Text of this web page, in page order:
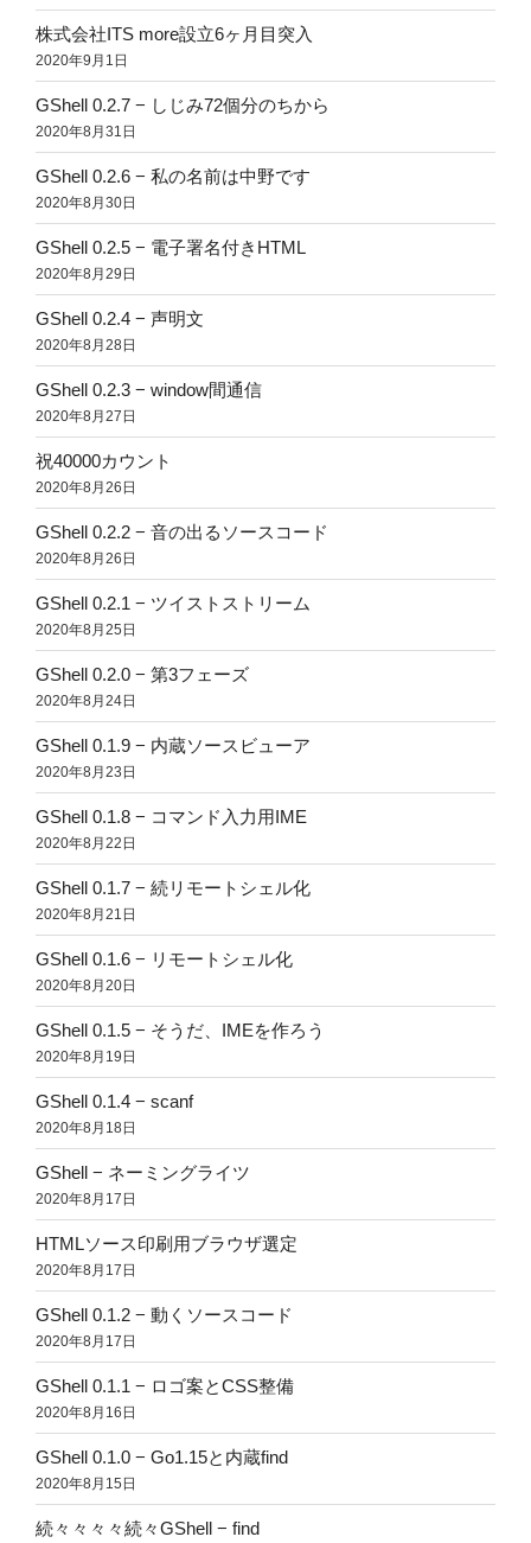
株式会社ITS more設立6ヶ月目突入
2020年9月1日
GShell 0.2.7 − しじみ72個分のちから
2020年8月31日
GShell 0.2.6 − 私の名前は中野です
2020年8月30日
GShell 0.2.5 − 電子署名付きHTML
2020年8月29日
GShell 0.2.4 − 声明文
2020年8月28日
GShell 0.2.3 − window間通信
2020年8月27日
祝40000カウント
2020年8月26日
GShell 0.2.2 − 音の出るソースコード
2020年8月26日
GShell 0.2.1 − ツイストストリーム
2020年8月25日
GShell 0.2.0 − 第3フェーズ
2020年8月24日
GShell 0.1.9 − 内蔵ソースビューア
2020年8月23日
GShell 0.1.8 − コマンド入力用IME
2020年8月22日
GShell 0.1.7 − 続リモートシェル化
2020年8月21日
GShell 0.1.6 − リモートシェル化
2020年8月20日
GShell 0.1.5 − そうだ、IMEを作ろう
2020年8月19日
GShell 0.1.4 − scanf
2020年8月18日
GShell − ネーミングライツ
2020年8月17日
HTMLソース印刷用ブラウザ選定
2020年8月17日
GShell 0.1.2 − 動くソースコード
2020年8月17日
GShell 0.1.1 − ロゴ案とCSS整備
2020年8月16日
GShell 0.1.0 − Go1.15と内蔵find
2020年8月15日
続々々々々続々GShell − find